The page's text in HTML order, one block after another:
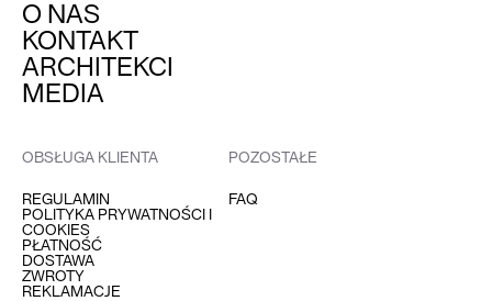
O NAS
KONTAKT
ARCHITEKCI
MEDIA
OBSŁUGA KLIENTA
REGULAMIN
POLITYKA PRYWATNOŚCI I
COOKIES
PŁATNOŚĆ
DOSTAWA
ZWROTY
REKLAMACJE
POZOSTAŁE
FAQ